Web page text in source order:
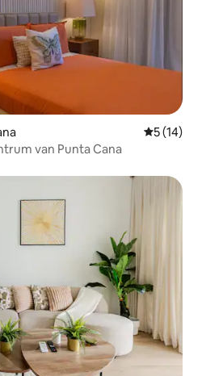
5 (14)
van Punta Cana